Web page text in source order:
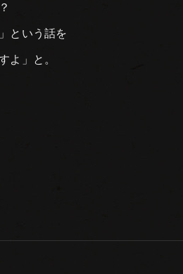
という話を
よ」と。